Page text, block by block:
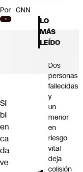
Por CNN
Si
bi
en
ca
da
ve
LO
MÁS
LEÍDO
Dos
personas
fallecidas
y
un
menor
en
riesgo
vital
deja
colisión